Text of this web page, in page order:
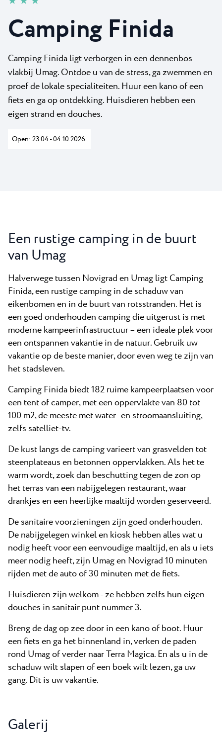
Camping Kanegra
Alle campings
Plava Laguna Sport
Gastronomie
Pepi Club
Ontdek alles
Nieuws
Contact
Camping Finida
Camping Finida ligt verborgen in een dennenbos
vlakbij Umag. Ontdoe u van de stress, ga zwemmen en
proef de lokale specialiteiten. Huur een kano of een
fiets en ga op ontdekking. Huisdieren hebben een
eigen strand en douches.
Open: 23.04 - 04.10.2026.
Een rustige camping in de buurt
van Umag
Halverwege tussen Novigrad en Umag ligt Camping
Finida, een rustige camping in de schaduw van
eikenbomen en in de buurt van rotsstranden. Het is
een goed onderhouden camping die uitgerust is met
moderne kampeerinfrastructuur – een ideale plek voor
een ontspannen vakantie in de natuur. Gebruik uw
vakantie op de beste manier, door even weg te zijn van
het stadsleven.
Camping Finida biedt 182 ruime kampeerplaatsen voor
een tent of camper, met een oppervlakte van 80 tot
100 m2, de meeste met water- en stroomaansluiting,
zelfs satelliet-tv.
De kust langs de camping varieert van grasvelden tot
steenplateaus en betonnen oppervlakken. Als het te
warm wordt, zoek dan beschutting tegen de zon op
het terras van een nabijgelegen restaurant, waar
drankjes en een heerlijke maaltijd worden geserveerd.
De sanitaire voorzieningen zijn goed onderhouden.
De nabijgelegen winkel en kiosk hebben alles wat u
nodig heeft voor een eenvoudige maaltijd, en als u iets
meer nodig heeft, zijn Umag en Novigrad 10 minuten
rijden met de auto of 30 minuten met de fiets.
Huisdieren zijn welkom - ze hebben zelfs hun eigen
douches in sanitair punt nummer 3.
Breng de dag op zee door in een kano of boot. Huur
een fiets en ga het binnenland in, verken de paden
rond Umag of verder naar Terra Magica. En als u in de
schaduw wilt slapen of een boek wilt lezen, ga uw
gang. Dit is uw vakantie.
Galerij